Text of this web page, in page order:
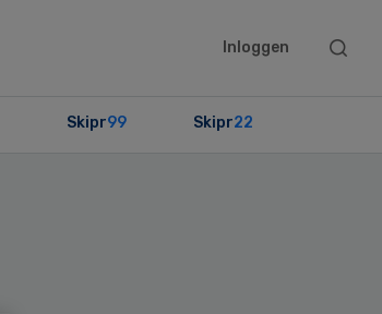
Inloggen
Search
Skipr99 Skipr22